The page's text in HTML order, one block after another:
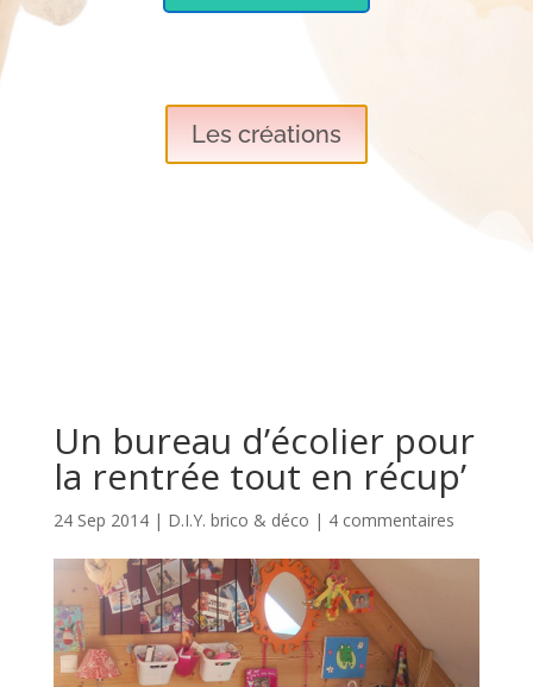
Les créations
Un bureau d’écolier pour
la rentrée tout en récup’
24 Sep 2014| D.I.Y. brico & déco | 4 commentaires